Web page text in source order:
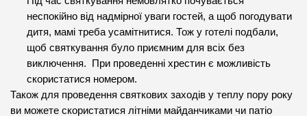
неспокійно від надмірної уваги гостей, а щоб погодувати
дитя, мамі треба усамітнитися. Тож у готелі подбали,
щоб святкування було приємним для всіх без
виключення.  При проведенні хрестин є можливість
скористатися номером.
Також для проведення святкових заходів у теплу пору року
ви можете скористатися літніми майданчиками чи патіо